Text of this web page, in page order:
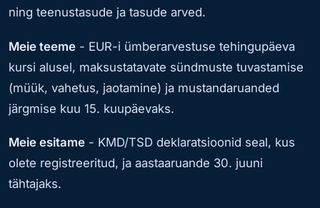
ning teenustasude ja tasude arved.
Meie teeme - EUR-i ümberarvestuse tehingupäeva
kursi alusel, maksustatavate sündmuste tuvastamise
(müük, vahetus, jaotamine) ja mustandaruanded
järgmise kuu 15. kuupäevaks.
Meie esitame - KMD/TSD deklaratsioonid seal, kus
olete registreeritud, ja aastaaruande 30. juuni
tähtajaks.